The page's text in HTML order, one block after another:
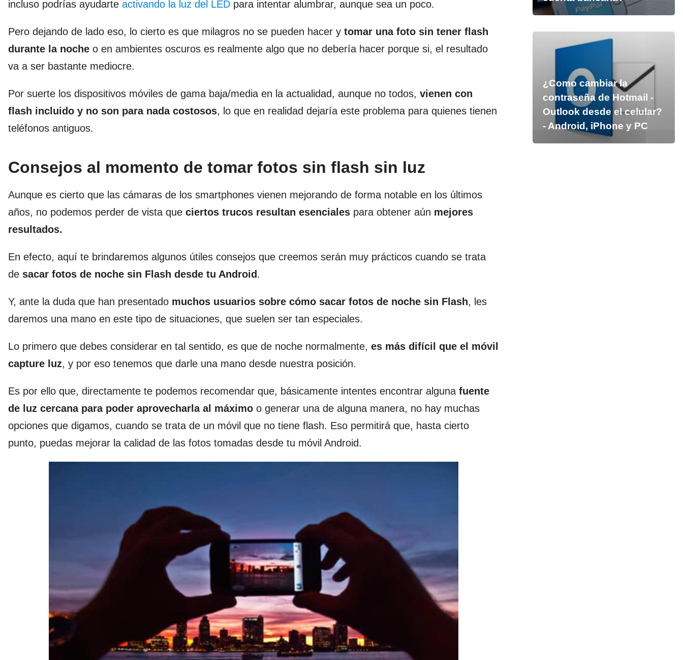
incluso podrías ayudarte activando la luz del LED para intentar alumbrar, aunque sea un poco.
Pero dejando de lado eso, lo cierto es que milagros no se pueden hacer y tomar una foto sin tener flash
durante la noche o en ambientes oscuros es realmente algo que no debería hacer porque si, el resultado
va a ser bastante mediocre.
Por suerte los dispositivos móviles de gama baja/media en la actualidad, aunque no todos, vienen con
flash incluido y no son para nada costosos, lo que en realidad dejaría este problema para quienes tienen
teléfonos antiguos.
Consejos al momento de tomar fotos sin flash sin luz
Aunque es cierto que las cámaras de los smartphones vienen mejorando de forma notable en los últimos
años, no podemos perder de vista que ciertos trucos resultan esenciales para obtener aún mejores
resultados.
En efecto, aquí te brindaremos algunos útiles consejos que creemos serán muy prácticos cuando se trata
de sacar fotos de noche sin Flash desde tu Android.
Y, ante la duda que han presentado muchos usuarios sobre cómo sacar fotos de noche sin Flash, les
daremos una mano en este tipo de situaciones, que suelen ser tan especiales.
Lo primero que debes considerar en tal sentido, es que de noche normalmente, es más difícil que el móvil
capture luz, y por eso tenemos que darle una mano desde nuestra posición.
Es por ello que, directamente te podemos recomendar que, básicamente intentes encontrar alguna fuente
de luz cercana para poder aprovecharla al máximo o generar una de alguna manera, no hay muchas
opciones que digamos, cuando se trata de un móvil que no tiene flash. Eso permitirá que, hasta cierto
punto, puedas mejorar la calidad de las fotos tomadas desde tu móvil Android.
¿Como cambiar la
contraseña de Hotmail -
Outlook desde el celular?
- Android, iPhone y PC